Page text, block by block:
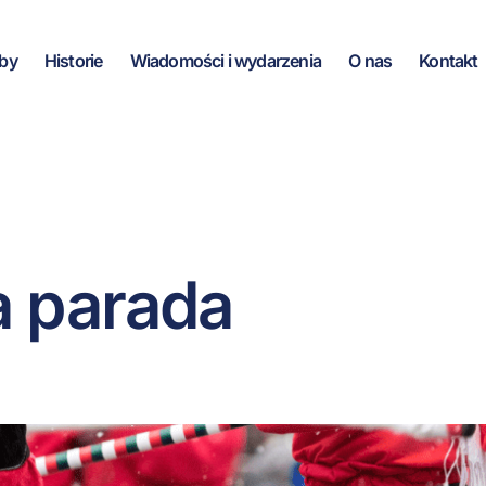
Historie Wiadomości i wydarzenia O nas Kontakt
parada